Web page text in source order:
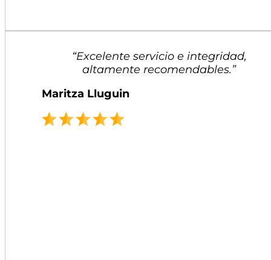
“Excelente servicio e integridad,
altamente recomendables.”
Maritza Lluguin